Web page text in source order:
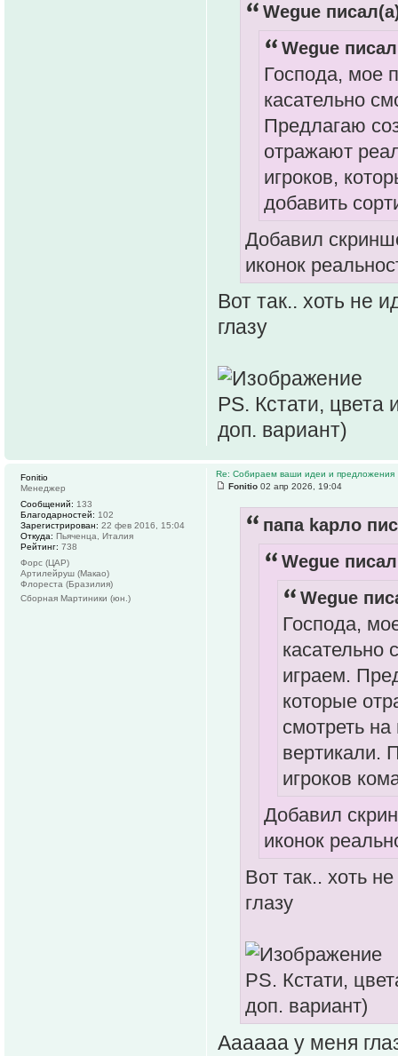
Wegue
Wegue
Господа, мое
касательно
Предлагаю
отражают
игроков,
добавить
Добавил
иконок
Вот так.. хоть не
глазу
PS. Кстати, цвета
доп. вариант)
Re: Собираем ваши идеи и предложения
Fonitio 02 апр 2026, 19:04
папа kарло
Wegue
Wegue
Господа,
касательно
играем.
которые
смотреть
вертикали.
игроков
Добавил
иконок
Вот так.. хоть
глазу
PS. Кстати,
доп. вариант)
Аааааа у меня
Fonitio
Менеджер
Сообщений: 133
Благодарностей: 102
Зарегистрирован: 22 фев 2016, 15:04
Откуда: Пьяченца, Италия
Рейтинг: 738
Форс (ЦАР)
Артилейруш (Макао)
Флореста (Бразилия)
Сборная Мартиники (юн.)